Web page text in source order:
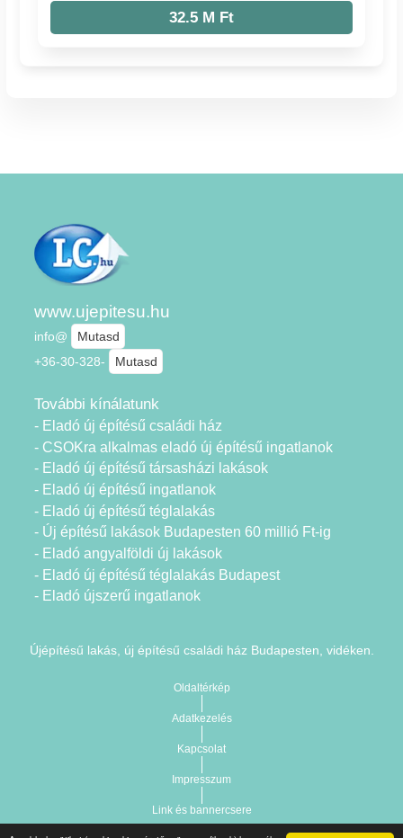
32.5 M Ft
www.ujepitesu.hu
info@
Mutasd
+36-30-328-
Mutasd
További kínálatunk
- Eladó új építésű családi ház
- CSOKra alkalmas eladó új építésű ingatlanok
- Eladó új építésű társasházi lakások
- Eladó új építésű ingatlanok
- Eladó új építésű téglalakás
- Új építésű lakások Budapesten 60 millió Ft-ig
- Eladó angyalföldi új lakások
- Eladó új építésű téglalakás Budapest
- Eladó újszerű ingatlanok
Újépítésű lakás, új építésű családi ház Budapesten, vidéken.
Oldaltérkép
Adatkezelés
Kapcsolat
Impresszum
Link és bannercsere